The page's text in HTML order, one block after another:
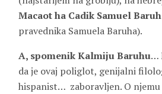
Macaot ha Cadik Samuel Baruh
pravednika Samuela Baruha).
A, spomenik Kalmiju Baruhu…
da je ovaj poliglot, genijalni
hispanist… zaboravljen. O njemu